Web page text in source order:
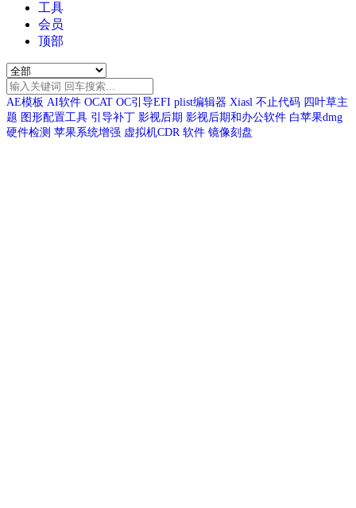
工具
会员
顶部
AE模板 AI软件 OCAT OC引导EFI plist编辑器 Xiasl 不止代码 四叶草主
题 图形配置工具 引导补丁 影视后期 影视后期和办公软件 白苹果dmg
硬件检测 苹果系统增强 虚拟机CDR 软件 镜像刻盘